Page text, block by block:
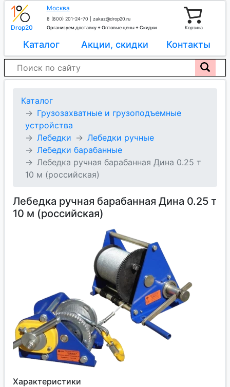
Drop20
Москва
8 (800) 201-24-70
zakaz@drop20.ru
Организуем доставку + Оптовые цены + Скидки
Корзина
Каталог Акции, скидки Контакты
Каталог
Грузозахватные и грузоподъемные
устройства
Лебедки
Лебедки ручные
Лебедки барабанные
Лебедка ручная барабанная Дина 0.25 т
10 м (российская)
Лебедка ручная барабанная Дина 0.25 т
10 м (российская)
Характеристики